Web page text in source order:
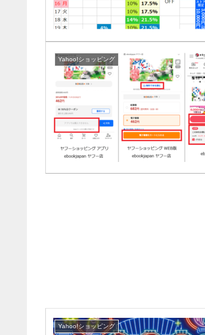
Yahoo!ショッピング
Yahoo!ショッピング